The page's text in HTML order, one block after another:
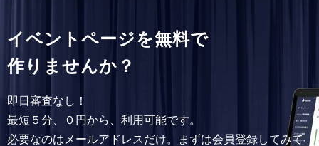
イベントページを無料で
作りませんか？
即日審査なし！
最短５分、０円から、利用可能です。
必要なのはメールアドレスだけ。まずは会員登録してみて